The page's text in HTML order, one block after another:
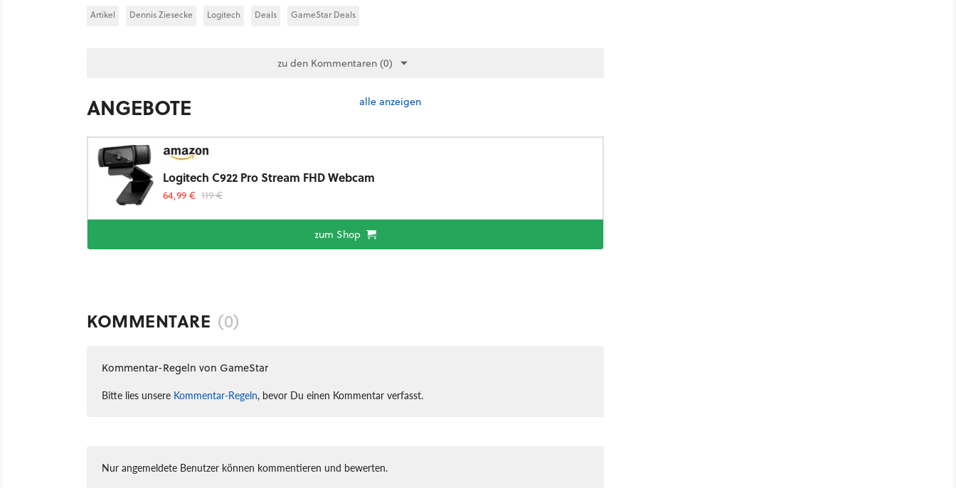
Artikel Dennis Ziesecke Logitech Deals GameStar Deals
zu den Kommentaren (0)
ANGEBOTE alle anzeigen
Logitech C922 Pro Stream FHD Webcam
64,99 € 119 €
zum Shop
KOMMENTARE (0)
Kommentar-Regeln von GameStar
Bitte lies unsere Kommentar-Regeln, bevor Du einen Kommentar verfasst.
Nur angemeldete Benutzer können kommentieren und bewerten.